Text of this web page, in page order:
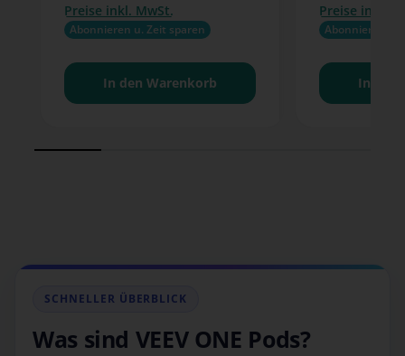
Preise inkl. MwSt.
Abonnieren u. Zeit sparen
In den Warenkorb
Preise inkl.
Abonnieren u.
In den
SCHNELLER ÜBERBLICK
Was sind VEEV ONE Pods?